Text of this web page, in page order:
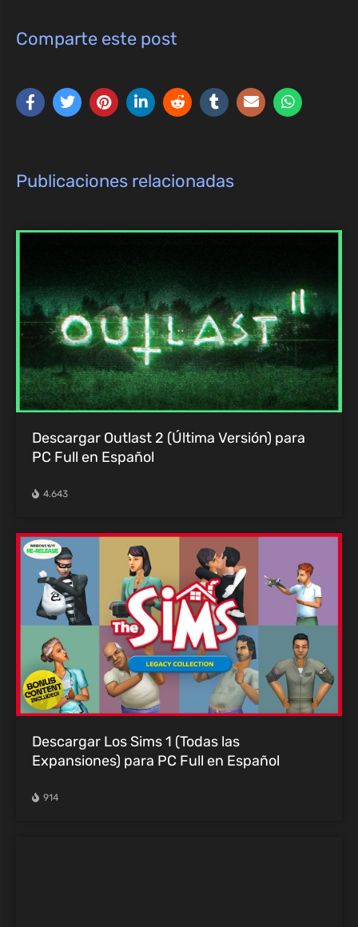
Comparte este post
Publicaciones relacionadas
Descargar Outlast 2 (Última Versión) para
PC Full en Español
4.643
Descargar Los Sims 1 (Todas las
Expansiones) para PC Full en Español
914